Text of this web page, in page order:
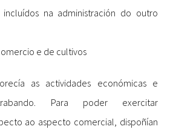
incluídos na administración do outro
e de cultivos
as actividades económicas e
Para poder exercitar
ao aspecto comercial, dispoñían